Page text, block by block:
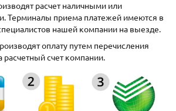
расчет наличными или
Терминалы приема платежей имеются в
нашей компании на выезде.
оплату путем перечисления
счет компании.